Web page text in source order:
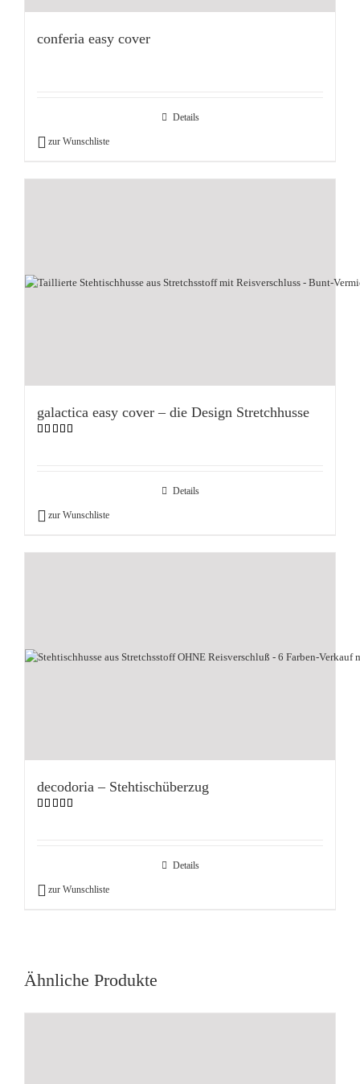
conferia easy cover
Details
zur Wunschliste
galactica easy cover – die Design Stretchhusse
Details
zur Wunschliste
decodoria – Stehtischüberzug
Details
zur Wunschliste
Ähnliche Produkte